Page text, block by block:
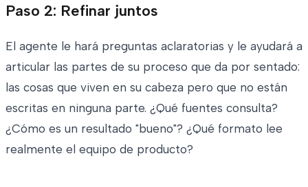
Paso 2: Refinar juntos
El agente le hará preguntas aclaratorias y le ayudará a
articular las partes de su proceso que da por sentado:
las cosas que viven en su cabeza pero que no están
escritas en ninguna parte. ¿Qué fuentes consulta?
¿Cómo es un resultado "bueno"? ¿Qué formato lee
realmente el equipo de producto?